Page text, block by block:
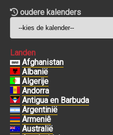
oudere kalenders
Landen
Afghanistan
Albanië
Algerije
Andorra
Antigua en Barbuda
Argentinië
Armeniê
Australië